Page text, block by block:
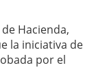
Hacienda,
la iniciativa de
por el